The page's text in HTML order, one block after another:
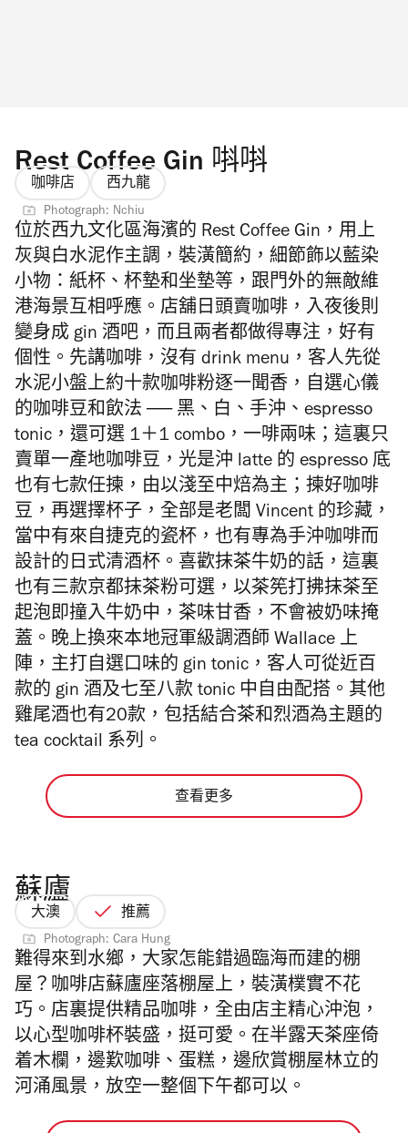
Rest Coffee Gin 唞唞
咖啡店 西九龍
Photograph: Nchiu
位於西九文化區海濱的 Rest Coffee Gin，用上
灰與白水泥作主調，裝潢簡約，細節飾以藍染
小物：紙杯、杯墊和坐墊等，跟門外的無敵維
港海景互相呼應。店舖日頭賣咖啡，入夜後則
變身成 gin 酒吧，而且兩者都做得專注，好有
個性。先講咖啡，沒有 drink menu，客人先從
水泥小盤上約十款咖啡粉逐一聞香，自選心儀
的咖啡豆和飲法 ── 黑、白、手沖、espresso
tonic，還可選 1＋1 combo，一啡兩味；這裏只
賣單一產地咖啡豆，光是沖 latte 的 espresso 底
也有七款任揀，由以淺至中焙為主；揀好咖啡
豆，再選擇杯子，全部是老闆 Vincent 的珍藏，
當中有來自捷克的瓷杯，也有專為手沖咖啡而
設計的日式清酒杯。喜歡抹茶牛奶的話，這裏
也有三款京都抹茶粉可選，以茶筅打拂抹茶至
起泡即撞入牛奶中，茶味甘香，不會被奶味掩
蓋。晚上換來本地冠軍級調酒師 Wallace 上
陣，主打自選口味的 gin tonic，客人可從近百
款的 gin 酒及七至八款 tonic 中自由配搭。其他
雞尾酒也有20款，包括結合茶和烈酒為主題的
tea cocktail 系列。
查看更多
蘇廬
大澳 推薦
Photograph: Cara Hung
難得來到水鄉，大家怎能錯過臨海而建的棚
屋？咖啡店蘇廬座落棚屋上，裝潢樸實不花
巧。店裏提供精品咖啡，全由店主精心沖泡，
以心型咖啡杯裝盛，挺可愛。在半露天茶座倚
着木欄，邊歎咖啡、蛋糕，邊欣賞棚屋林立的
河涌風景，放空一整個下午都可以。